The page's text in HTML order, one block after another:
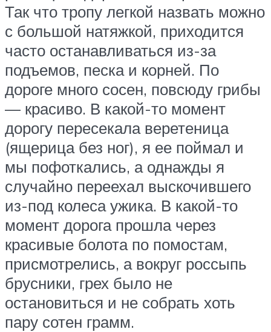
Так что тропу легкой назвать можно
с большой натяжкой, приходится
часто останавливаться из-за
подъемов, песка и корней. По
дороге много сосен, повсюду грибы
— красиво. В какой-то момент
дорогу пересекала веретеница
(ящерица без ног), я ее поймал и
мы пофоткались, а однажды я
случайно переехал выскочившего
из-под колеса ужика. В какой-то
момент дорога прошла через
красивые болота по помостам,
присмотрелись, а вокруг россыпь
брусники, грех было не
остановиться и не собрать хоть
пару сотен грамм.